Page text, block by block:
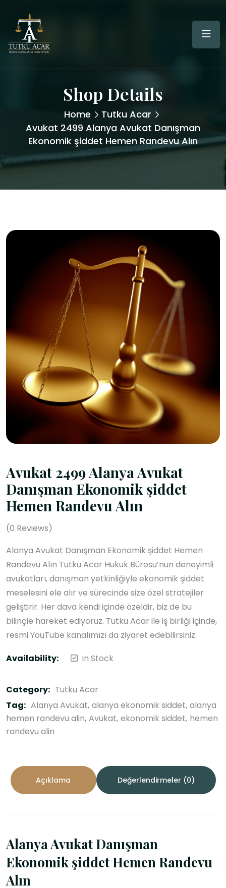
Shop Details
Home
Tutku Acar
Avukat 2499 Alanya Avukat Danışman
Ekonomik şiddet Hemen Randevu Alın
Avukat 2499 Alanya Avukat
Danışman Ekonomik şiddet
Hemen Randevu Alın
(0 Reviews)
Alanya Avukat Danışman Ekonomik şiddet Hemen
Randevu Alın Tutku Acar Hukuk Bürosu’nun deneyimli
avukatları, danışman yetkinliğiyle ekonomik şiddet
meselesini ele alır ve sürecinde size özel stratejiler
geliştirir. Her dava kendi içinde özeldir, biz de bu
bilinçle hareket ediyoruz. Tutku Acar ile iş birliği içinde,
resmi YouTube kanalımızı da ziyaret edebilirsiniz.
Availability:
In Stock
Category: Tutku Acar
Tag: Alanya Avukat alanya ekonomik siddet alanya
hemen randevu alin Avukat ekonomik siddet hemen
randevu alin
Açıklama Değerlendirmeler (0)
Alanya Avukat Danışman
Ekonomik şiddet Hemen Randevu
Alın